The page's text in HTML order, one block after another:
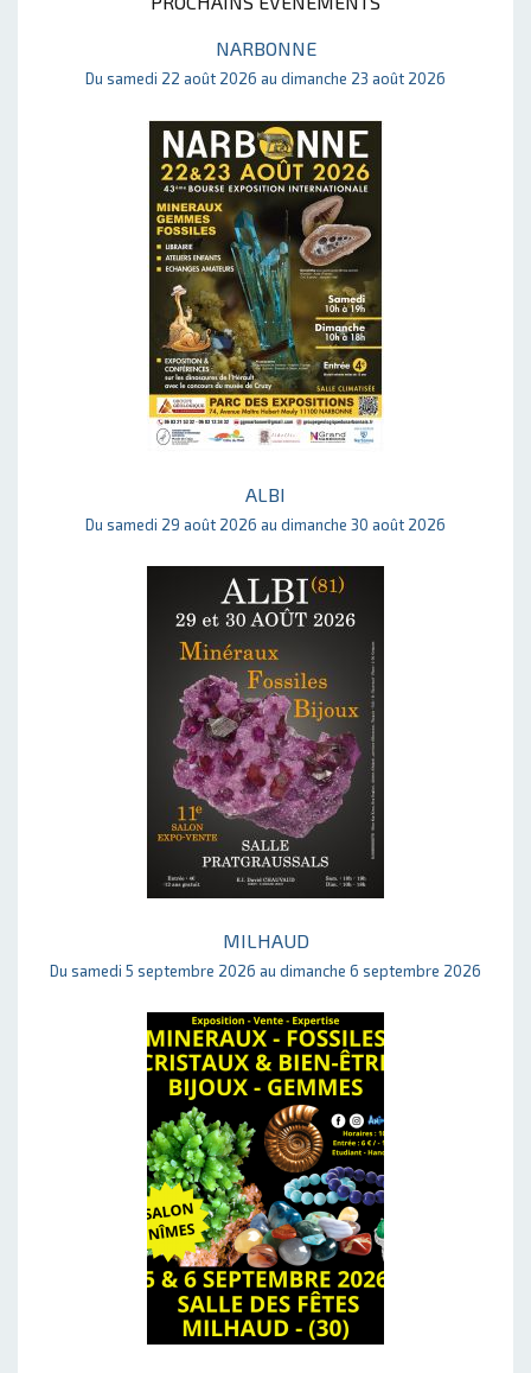
NARBONNE
Du samedi 22 août 2026 au dimanche 23 août 2026
ALBI
Du samedi 29 août 2026 au dimanche 30 août 2026
MILHAUD
Du samedi 5 septembre 2026 au dimanche 6 septembre 2026